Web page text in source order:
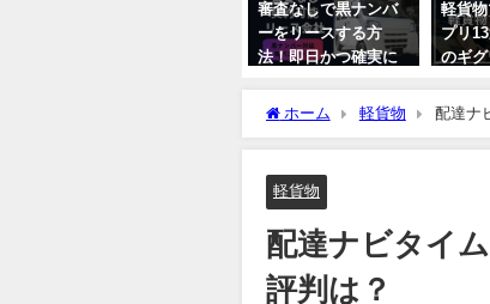
審査なしで黒ナンバ
ーをリースする方
法！即日かつ確実に
る？
2021年5月26日
軽貨
プリ
のギ
2021年
ホーム 軽貨物 配達ナ
軽貨物
配達ナビタイ
評判は？